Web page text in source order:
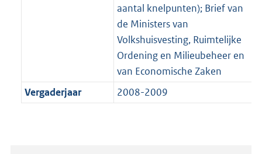
aantal knelpunten); Brief van
de Ministers van
Volkshuisvesting, Ruimtelijke
Ordening en Milieubeheer en
van Economische Zaken
Vergaderjaar
2008-2009